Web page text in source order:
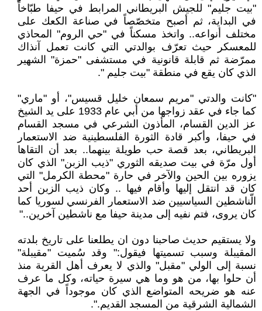
"بيت جليم" للجيش البريطاني المرابط في حيفا طبّاخاً
في البداية، ثم أصبح متخصّصاً في صناعة الكعك على
مختلف أنواعه.. واتخذ مسكناً في "حي الروم" المحاذي
للمعسكر حيث تعرّف بوالدتي التي كانت تعمل آنذاك
ممرّضة ثم قابلة قانونية في مستشفى "حمزة" الشهير
الذي كان يقع في منطقة "بيت جليم ".
"كانت والدتي "مريم سمعان خليل قسيس"، أو "ماري"
كما جاء في عقد زواجها من أبي عام 1933 على يد الشيخ
عز الدين القسام، المأذون الشرعي في مسجد القسام
في حيفا، وأكبر قادة الثورة الفلسطينية ضد الاستعمار
البريطاني، بعد قصة حب طويلة بينهما.. بعد أن التقاها
أول مرّة في بيت صديقه الثوري "ذيب الزبن" الذي كان
يزوره بين الحين والآخر في حارة "محطة الكرمل" التي
كان قد انتقل إليها وأقام فيها .. وكان ذيب الزبن أحد
الّناشطين السياسيين ضد الاستعمار الفرنسي لسوريا كما
كان يروى، فتم نفيه إلى مدينة حيفا مع ناشطين آخرين.."
ولا يستقيم حديث صاحبنا دون ان يطلعنا على تاريخ بلدته
المقيبلة وسبب تسميتها فيقول:" وقد سُميت "مقيبلة"
نسبة إلى الولي "مقبل" والذي لا يعرف أهل القرية منذ
أن حلوا بها، من هو وما هي سيرة حياته، وكل ما عرف
عنه هو ضريحه المتواضع الذي كان موجوداً في الجهة
الشمالية الشرقية من المسجد القديم.".